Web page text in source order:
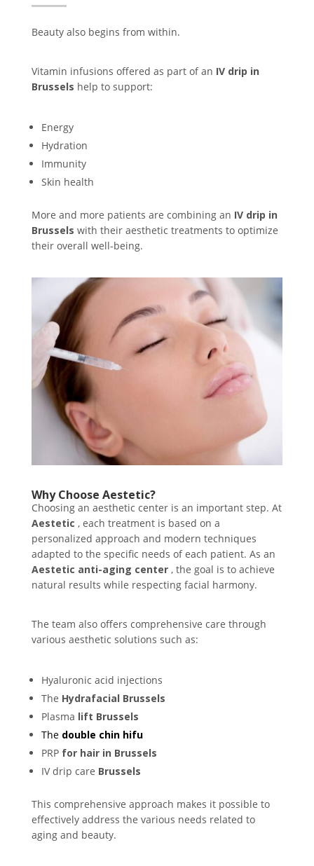
Beauty also begins from within.
Vitamin infusions offered as part of an IV drip in
Brussels help to support:
Energy
Hydration
Immunity
Skin health
More and more patients are combining an IV drip in
Brussels with their aesthetic treatments to optimize
their overall well-being.
Why Choose Aestetic?
Choosing an aesthetic center is an important step. At
Aestetic , each treatment is based on a
personalized approach and modern techniques
adapted to the specific needs of each patient. As an
Aestetic anti-aging center, the goal is to achieve
natural results while respecting facial harmony.
The team also offers comprehensive care through
various aesthetic solutions such as:
Hyaluronic acid injections
The Hydrafacial Brussels
Plasma lift Brussels
The double chin hifu
PRP for hair in Brussels
IV drip care Brussels
This comprehensive approach makes it possible to
effectively address the various needs related to
aging and beauty.